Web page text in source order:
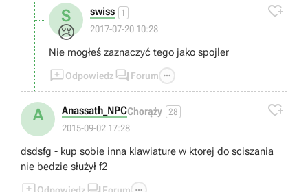
S
😢
swiss 1
2017-07-20 10:28

Nie mogłeś zaznaczyć tego jako spojler
Odpowiedz  Forum 
A Anassath_NPCChorąży 28
2015-09-02 17:28

dsdsfg - kup sobie inna klawiature w ktorej do sciszania
nie bedzie służył f2
Odpowiedz Forum